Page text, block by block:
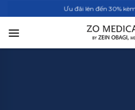
qua
nội
Ưu đãi lên đến 30%